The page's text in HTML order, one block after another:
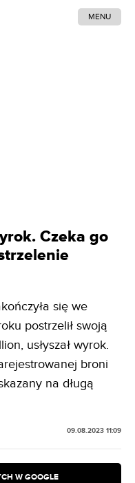
MENU
Czeka go
się we
postrzelił swoją
usłyszał wyrok.
broni
na długą
09.08.2023 11:09
W GOOGLE